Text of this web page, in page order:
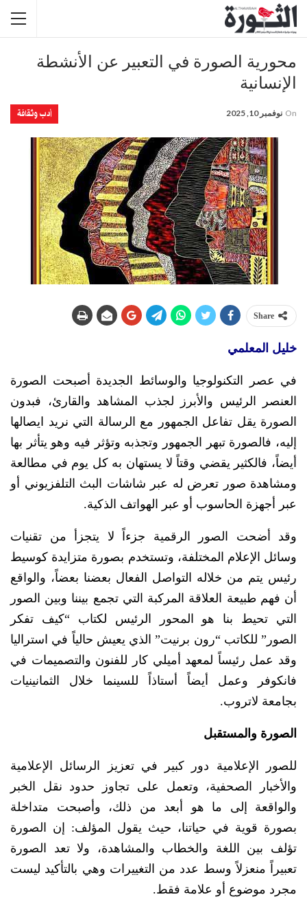
محورية الصورة في التعبير عن الأنشطة
الإنسانية
أدب وثقافة On نوفمبر 10, 2025
Share
خليل المعلمي
في عصر التكنولوجيا والوسائط الجديدة أصبحت الصورة
العنصر الرئيس والأبرز لجذب المشاهد والقارئ، فبدون
الصورة يقل تفاعل الجمهور مع الرسالة التي نريد ايصالها
إليه، فالصورة تبهر الجمهور وتجذبه وتؤثر فيه وهو يتأثر بها
أيضاً، فالكثير يقضي وقتاً لا يستهان به كل يوم في مطالعة
ومشاهدة صور تعرض له عبر شاشات البث التلفزيوني أو
عبر أجهزة الحاسوب أو عبر الهواتف الذكية.
وقد أضحت الصور الرقمية جزءاً لا يتجزأ من تقنيات
وسائل الإعلام المختلفة، وتستخدم بصورة متزايدة كوسيط
رئيس يتم من خلاله التواصل الفعال بعضنا بعضاً، والواقع
أن فهم طبيعة العلاقة المركبة التي تجمع بيننا وبين الصور
التي تحيط بنا هو المحور الرئيس لكتاب “كيف تفكر
الصور” للكاتب “رون برنيت” الذي يعيش حالياً في استراليا
وقد عمل رئيساً لمعهد أميلي كار للفنون والتصميمات في
فانكوفر وعمل أيضاً أستاذاً للسينما خلال الثمانينيات
بجامعة لاتروب.
الصورة والمستقبل
للصور الإعلامية دور كبير في تعزيز الرسائل الإعلامية
والأخبار الصحفية، وتعمل على تجاوز حدود نقل الخبر
والواقعة إلى ما هو أبعد من ذلك، وأصبحت متداخلة
بصورة قوية في حياتنا، حيث يقول المؤلف: إن الصورة
تؤلف بين اللغة والخطاب والمشاهدة، ولا تعد الصورة
تعبيراً منعزلاً وسط عدد من التغييرات وهي بالتأكيد ليست
مجرد موضوع أو علامة فقط.